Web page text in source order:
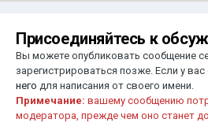
Присоединяйтесь к
Вы можете опубликовать сообщение
зарегистрироваться позже. Если у вас
него для написания от своего имени.
Примечание: вашему сообщению
модератора, прежде чем оно станет